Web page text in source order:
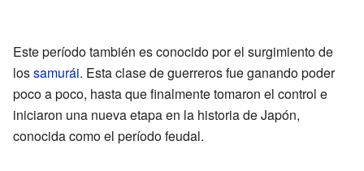
Este período también es conocido por el surgimiento de
lossamurái. Esta clase de guerreros fue ganando poder
poco a poco, hasta que finalmente tomaron el control e
iniciaron una nueva etapa en la historia de Japón,
conocida como el período feudal.